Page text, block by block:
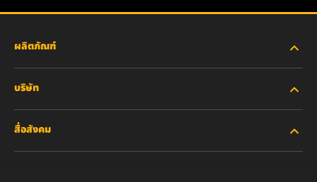
ผลิตภัณฑ์
รถยนต์ส่วนบุคคลและรถบรรทุกงานเบา
บริษัท
สื่อสังคม